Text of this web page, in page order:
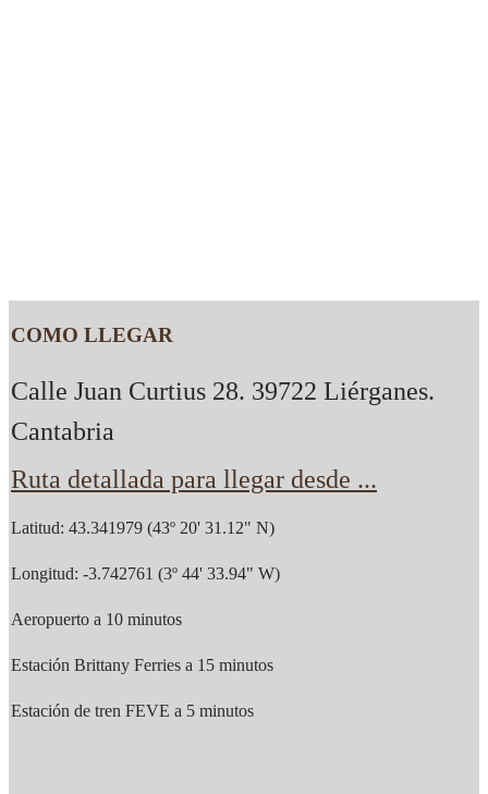
COMO LLEGAR
Calle Juan Curtius 28. 39722 Liérganes.
Cantabria
Ruta detallada para llegar desde ...
Latitud: 43.341979 (43º 20' 31.12" N)
Longitud: -3.742761 (3º 44' 33.94" W)
Aeropuerto a 10 minutos
Estación Brittany Ferries a 15 minutos
Estación de tren FEVE a 5 minutos